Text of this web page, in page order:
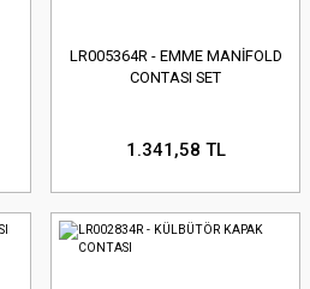
LR005364R - EMME MANİFOLD
CONTASI SET
1.341,58 TL